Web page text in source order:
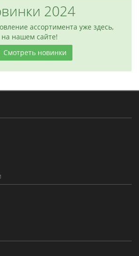
2024
ассортимента уже здесь,
на нашем сайте!
Смотреть новинки